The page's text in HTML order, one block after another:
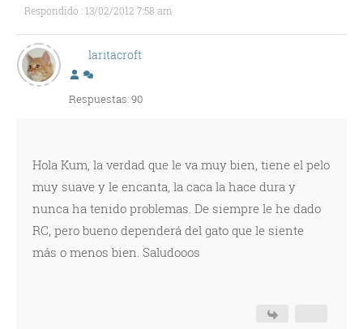
Respondido : 13/02/2012 7:58 am
laritacroft
Respuestas: 90
Hola Kum, la verdad que le va muy bien, tiene el pelo
muy suave y le encanta, la caca la hace dura y
nunca ha tenido problemas. De siempre le he dado
RC, pero bueno dependerá del gato que le siente
más o menos bien. Saludooos